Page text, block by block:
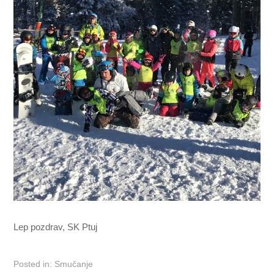
Lep pozdrav, SK Ptuj
Posted in: Smučanje